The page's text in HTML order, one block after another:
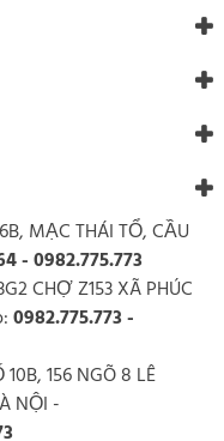
MẠC THÁI TỔ, CẦU
- 0982.775.773
CHỢ Z153 XÃ PHÚC
0982.775.773 -
10B, 156 NGÕ 8 LÊ
NỘI -